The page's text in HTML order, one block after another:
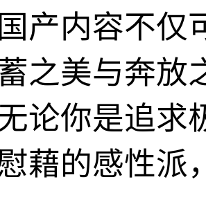
产内容不仅
之美与奔放
论你是追求
藉的感性派